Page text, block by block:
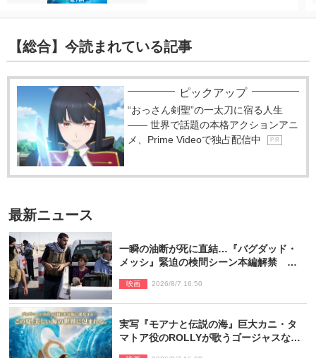
【総合】今読まれている記事
ピックアップ
“おっさん剣聖”の一太刀に宿る人生
―― 世界で話題の本格アクションアニ
メ、Prime Videoで独占配信中
P R
最新ニュース
一瞬の油断が死に直結…『バグダッド・
メッシ』緊迫の検問シーン本編解禁 監
映画 2026/8/7 16:50
実写『モアナと伝説の海』巨大カニ・タ
マトア役のROLLYが歌うゴージャスな劇